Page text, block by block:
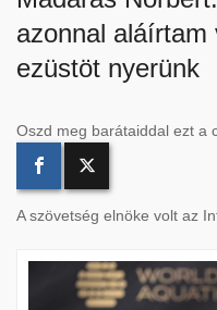
azonnal aláírtam
ezüstöt nyerünk
Oszd meg barátaiddal ezt a
A szövetség elnöke volt az